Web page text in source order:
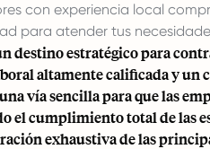
con experiencia local
para atender tus
destino estratégico para
altamente calificada y
vía sencilla para que las
el cumplimiento total de las
exhaustiva de las